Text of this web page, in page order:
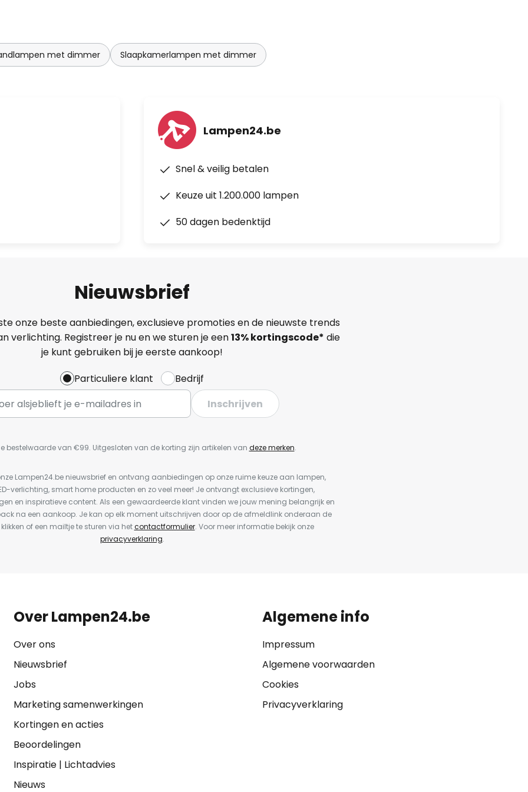
met dimmer Slaapkamerlampen met dimmer
Lampen24.be
Snel & veilig betalen
Keuze uit 1.200.000 lampen
50 dagen bedenktijd
Nieuwsbrief
onze beste aanbiedingen, exclusieve promoties en de nieuwste trends
verlichting. Registreer je nu en we sturen je een13%kortingscode* die
je kunt gebruiken bij je eerste aankoop!
Particuliere klant
Bedrijf
Inschrijven
bestelwaarde van €99. Uitgesloten van de korting zijn artikelen van deze merken.
Lampen24.be nieuwsbrief en ontvang aanbiedingen op onze ruime keuze aan lampen,
verlichting, smart home producten en zo veel meer! Je ontvangt exclusieve kortingen,
en inspiratieve content. Als een gewaardeerde klant vinden we jouw mening belangrijk en
na een aankoop. Je kan op elk moment uitschrijven door op de afmeldlink onderaan de
of een mailtje te sturen via hetcontactformulier. Voor meer informatie bekijk onze
privacyverklaring.
Over Lampen24.be
Over ons
Nieuwsbrief
Jobs
Marketing samenwerkingen
Kortingen en acties
Beoordelingen
Inspiratie| Lichtadvies
Nieuws
Algemene info
Impressum
Algemene voorwaarden
Cookies
Privacyverklaring